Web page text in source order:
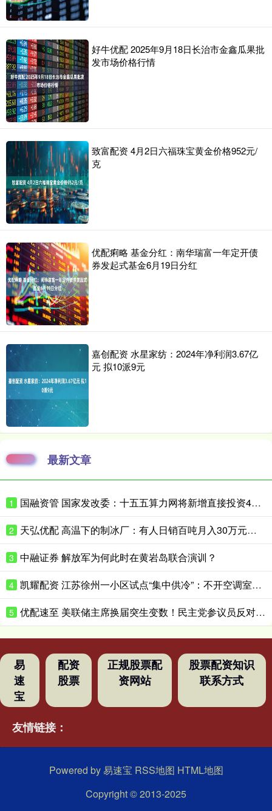
好牛优配 2025年9月18日长治市金鑫瓜果批
发市场价格行情
致富配资 4月2日六福珠宝黄金价格952元/
克
优配痢略 基金分红：南华瑞富一年定开债
券发起式基金6月19日分红
嘉创配资 水星家纺：2024年净利润3.67亿
元 拟10派9元
最新文章
1 国融资管 国家发改委：十五五算力网将新增直接投资4万亿
2 天弘优配 高温下的制冰厂：有人日销百吨月入30万元，忙的时候一天只睡三四小时
3 中融证券 解放军为何此时在黄岩岛联合演训？
4 凯耀配资 江苏徐州一小区试点“集中供冷”：不开空调室温可低至25℃
5 优配速至 美联储主席换届突生变数！民主党参议员反对推进美联储主席提名
易
速
宝
配资
股票
正规股票配
资网站
股票配资知识
联系方式
友情链接：
Powered by易速宝 RSS地图 HTML地图
Copyright© 2013-2025